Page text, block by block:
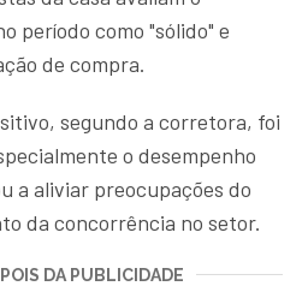
período como "sólido" e
de compra.
segundo a corretora, foi
o desempenho
a aliviar preocupações do
da concorrência no setor.
DA PUBLICIDADE